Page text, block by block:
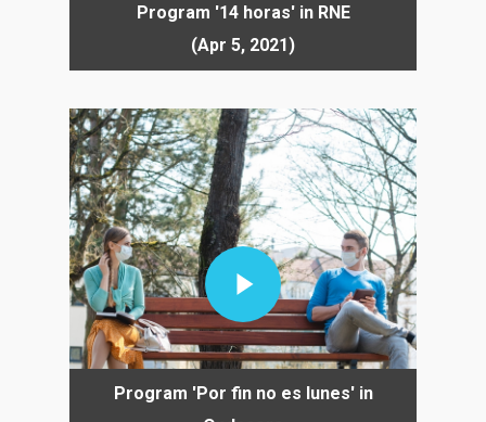
Program '14 horas' in RNE
(Apr 5, 2021)
Play Video
Program 'Por fin no es lunes' in